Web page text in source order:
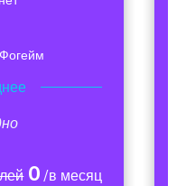
0 /в месяц